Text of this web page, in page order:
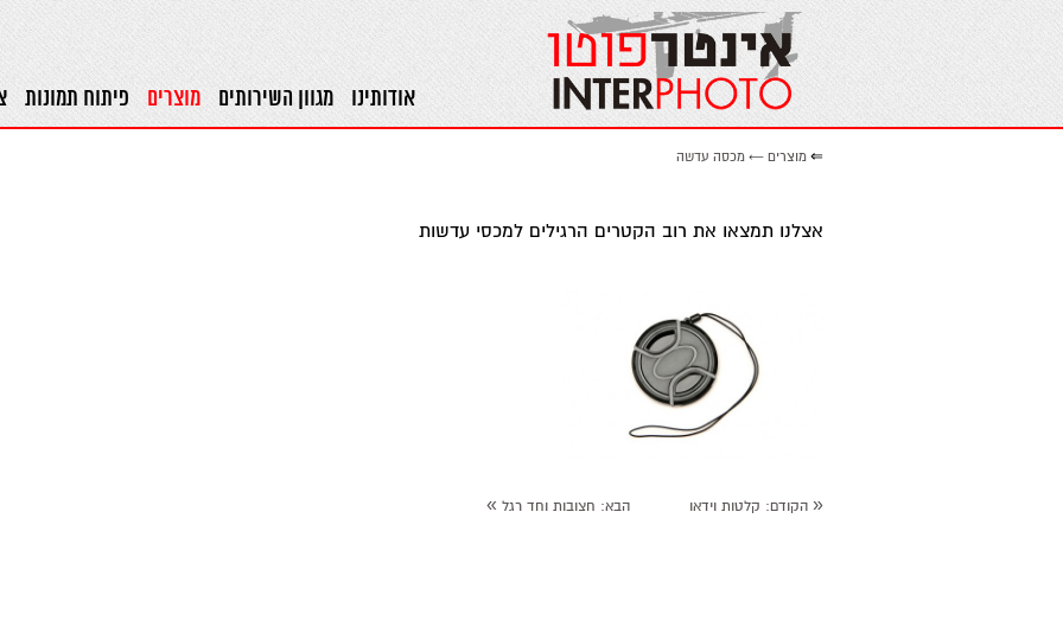
אודותינו מגוון השירותים מוצרים פיתוח תמונות
⇐ מוצרים ← מכסה עדשה
אצלנו תמצאו את רוב הקטרים הרגילים למכסי עדשות
« הקודם: קלטות וידאו הבא: חצובות וחד רגל »